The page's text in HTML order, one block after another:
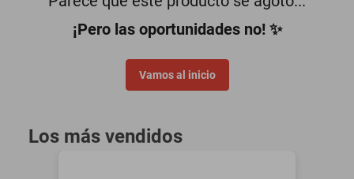
¡Pero las oportunidades no! ✨
Vamos al inicio
Los más vendidos